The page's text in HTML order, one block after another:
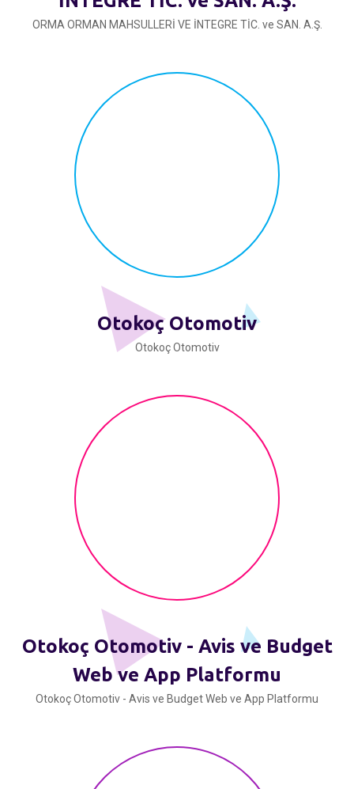
ORMA ORMAN MAHSULLERİ VE İNTEGRE TİC. ve SAN. A.Ş.
Otokoç Otomotiv
Otokoç Otomotiv
Otokoç Otomotiv - Avis ve Budget
Web ve App Platformu
Otokoç Otomotiv - Avis ve Budget Web ve App Platformu